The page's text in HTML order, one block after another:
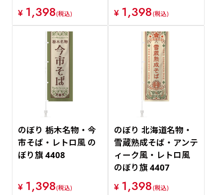
¥ 1,398(税込) ¥ 1,398(税込)
のぼり 栃木名物・今
市そば・レトロ風 の
ぼり旗 4408
¥ 1,398(税込)
のぼり 北海道名物・
雪蔵熟成そば・アンテ
ィーク風・レトロ風
のぼり旗 4407
¥ 1,398(税込)